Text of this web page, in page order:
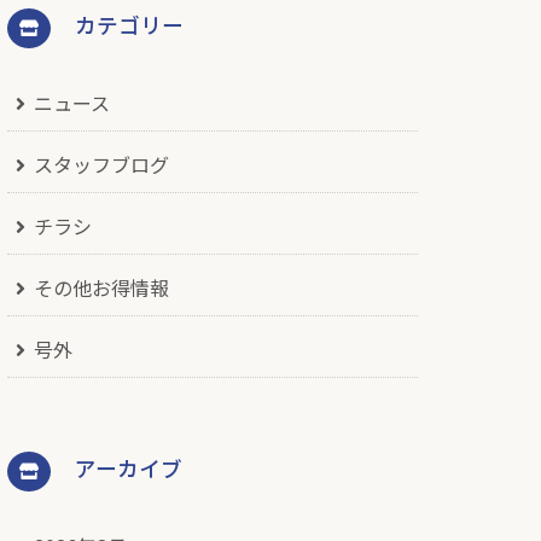
カテゴリー
ニュース
スタッフブログ
チラシ
その他お得情報
号外
アーカイブ